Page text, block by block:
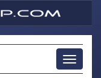
Toggle